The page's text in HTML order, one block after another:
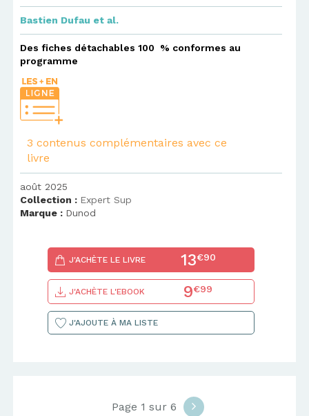
Bastien Dufau et al.
Des fiches détachables 100 % conformes au
programme
3 contenus complémentaires avec ce
livre
août 2025
Collection : Expert Sup
Marque : Dunod
J'ACHÈTE LE LIVRE 13€90
J'ACHÈTE L'EBOOK 9€99
J'AJOUTE À MA LISTE
Page 1 sur 6